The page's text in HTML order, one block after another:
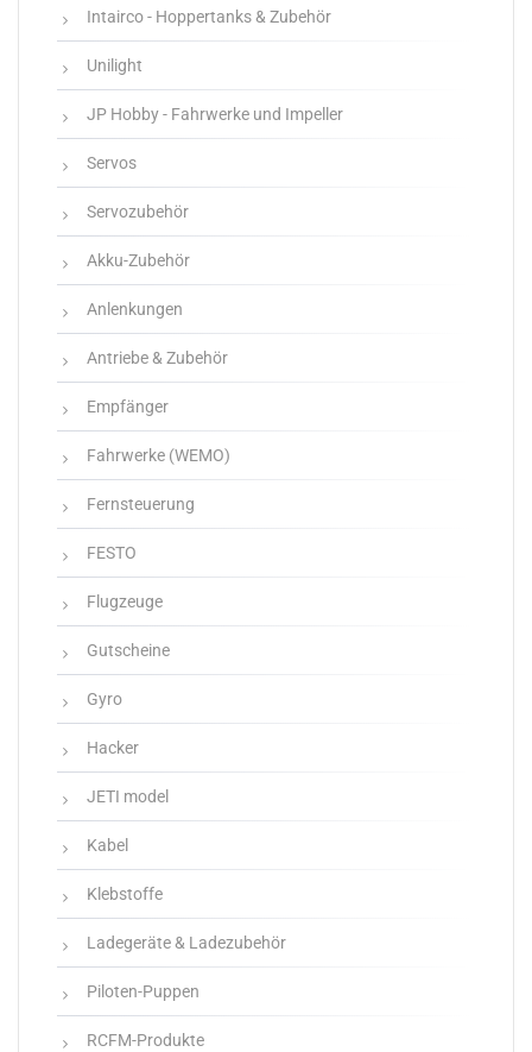
Intairco - Hoppertanks & Zubehör
Unilight
JP Hobby - Fahrwerke und Impeller
Servos
Servozubehör
Akku-Zubehör
Anlenkungen
Antriebe & Zubehör
Empfänger
Fahrwerke (WEMO)
Fernsteuerung
FESTO
Flugzeuge
Gutscheine
Gyro
Hacker
JETI model
Kabel
Klebstoffe
Ladegeräte & Ladezubehör
Piloten-Puppen
RCFM-Produkte